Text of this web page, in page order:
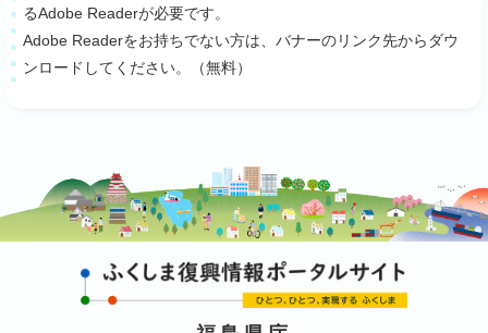
るAdobe Readerが必要です。
Adobe Readerをお持ちでない方は、バナーのリンク先からダウ
ンロードしてください。（無料）